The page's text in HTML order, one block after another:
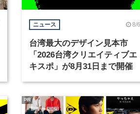
ニュース 8/6
台湾最大のデザイン見本市
「2026台湾クリエイティブエ
キスポ」が8月31日まで開催
PR